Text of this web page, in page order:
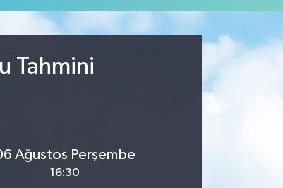
Tahmini
Ağustos Perşembe
16:30